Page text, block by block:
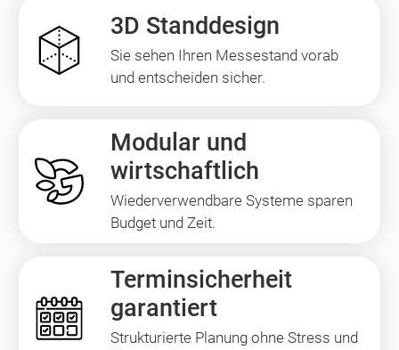
3D Standdesign
Sie sehen Ihren Messestand vorab
und entscheiden sicher.
Modular und
wirtschaftlich
Wiederverwendbare Systeme sparen
Budget und Zeit.
Terminsicherheit
garantiert
Strukturierte Planung ohne Stress und